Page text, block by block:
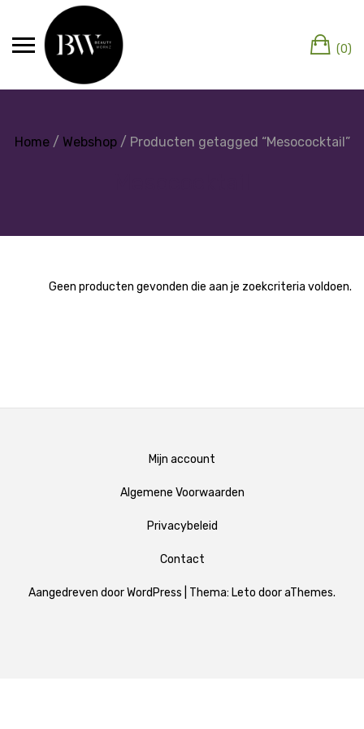
(0)
Home/ Webshop/ Producten getagged “Mesococktail”
Geen producten gevonden die aan je zoekcriteria voldoen.
Mijn account
Algemene Voorwaarden
Privacybeleid
Contact
Aangedreven door WordPress Thema: Leto door aThemes.